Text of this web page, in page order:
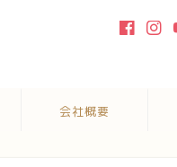
会社概要